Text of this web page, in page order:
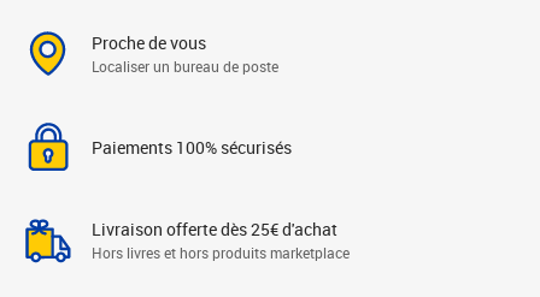
Proche de vous
Localiser un bureau de poste
Paiements 100% sécurisés
Livraison offerte dès 25€ d'achat
Hors livres et hors produits marketplace